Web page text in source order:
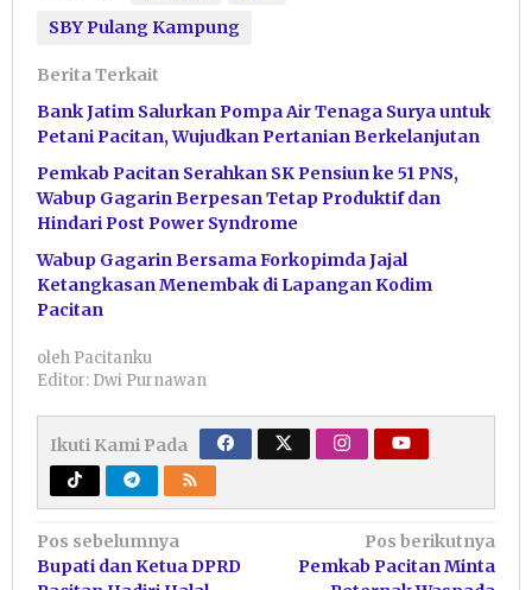
SBY Pulang Kampung
Berita Terkait
Bank Jatim Salurkan Pompa Air Tenaga Surya untuk
Petani Pacitan, Wujudkan Pertanian Berkelanjutan
Pemkab Pacitan Serahkan SK Pensiun ke 51 PNS,
Wabup Gagarin Berpesan Tetap Produktif dan
Hindari Post Power Syndrome
Wabup Gagarin Bersama Forkopimda Jajal
Ketangkasan Menembak di Lapangan Kodim
Pacitan
oleh Pacitanku
Editor: Dwi Purnawan
Ikuti Kami Pada
Navigasi
pos
Pos sebelumnya
Bupati dan Ketua DPRD
Pos berikutnya
Pemkab Pacitan Minta